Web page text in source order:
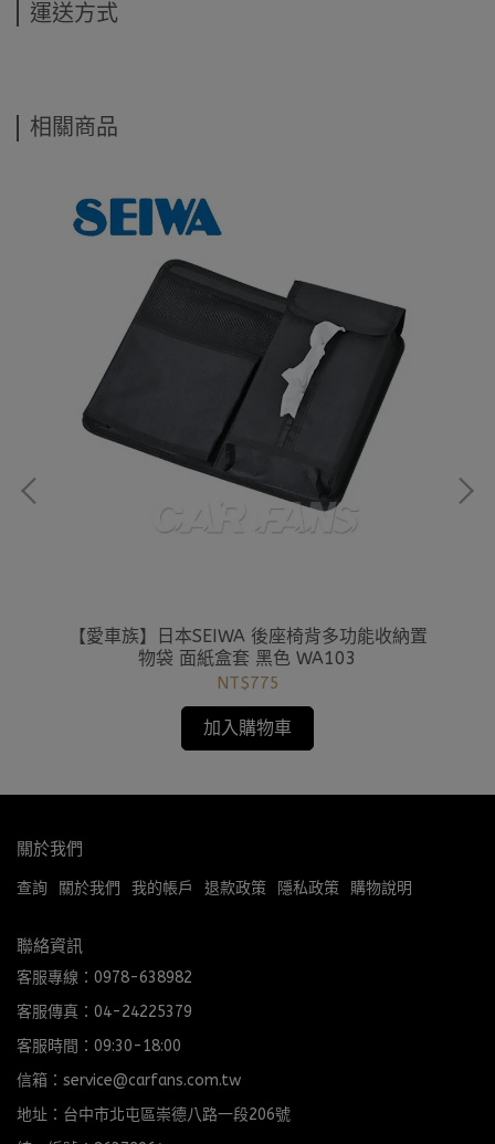
運送方式
相關商品
【愛車族】日本SEIWA 後座椅背多功能收納置
物袋 面紙盒套 黑色 WA103
NT$775
加入購物車
關於我們
查詢 關於我們 我的帳戶 退款政策 隱私政策 購物說明
聯絡資訊
客服專線：0978-638982
客服傳真：04-24225379
客服時間：09:30-18:00
信箱：service@carfans.com.tw
地址：台中市北屯區崇德八路一段206號